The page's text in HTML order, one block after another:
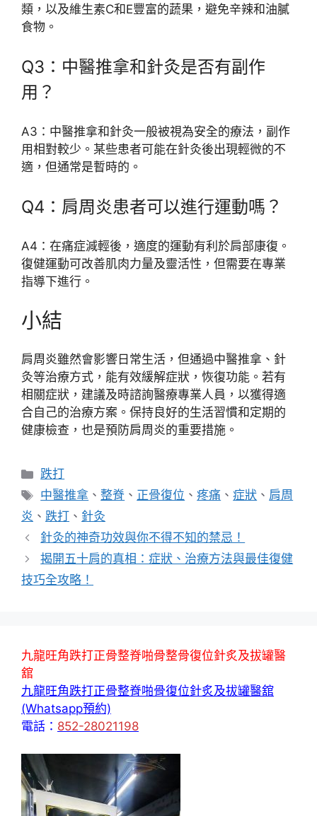
類，以及維生素C和E豐富的蔬果，避免辛辣和油膩
食物。
Q3：中醫推拿和針灸是否有副作
用？
A3：中醫推拿和針灸一般被視為安全的療法，副作
用相對較少。某些患者可能在針灸後出現輕微的不
適，但通常是暫時的。
Q4：肩周炎患者可以進行運動嗎？
A4：在痛症減輕後，適度的運動有利於肩部康復。
復健運動可改善肌肉力量及靈活性，但需要在專業
指導下進行。
小結
肩周炎雖然會影響日常生活，但通過中醫推拿、針
灸等治療方式，能有效緩解症狀，恢復功能。若有
相關症狀，建議及時諮詢醫療專業人員，以獲得適
合自己的治療方案。保持良好的生活習慣和定期的
健康檢查，也是預防肩周炎的重要措施。
分
類
跌打
標
籤
中醫推拿 、整脊 、 正骨復位 、疼痛 、症狀 、 肩周
炎 、 跌打 、 針灸
針灸的神奇功效與你不得不知的禁忌！
揭開五十肩的真相：症狀、治療方法與最佳復健
技巧全攻略！
九龍旺角跌打正骨整脊啪骨整骨復位針炙及拔罐醫
舘
九龍旺角跌打正骨整脊啪骨復位針炙及拔罐醫舘
(Whatsapp預約)
電話： 852-28021198